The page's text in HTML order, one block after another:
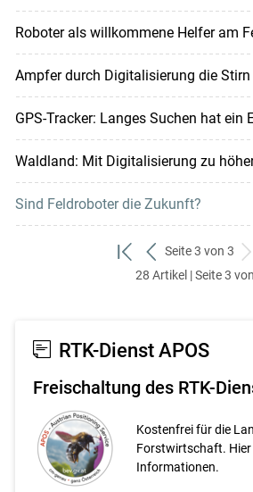
Roboter als willkommene Helfer am
Ampfer durch Digitalisierung die Stirn
GPS-Tracker: Langes Suchen hat ein
Waldland: Mit Digitalisierung zu
Sind Feldroboter die Zukunft?
zum
ersten
zurück
zum
Seite 3 von 3
28 Artikel | Seite 3
RTK-Dienst APOS
Freischaltung des RTK-
Kostenfrei für die
Forstwirtschaft. Hier
Informationen.